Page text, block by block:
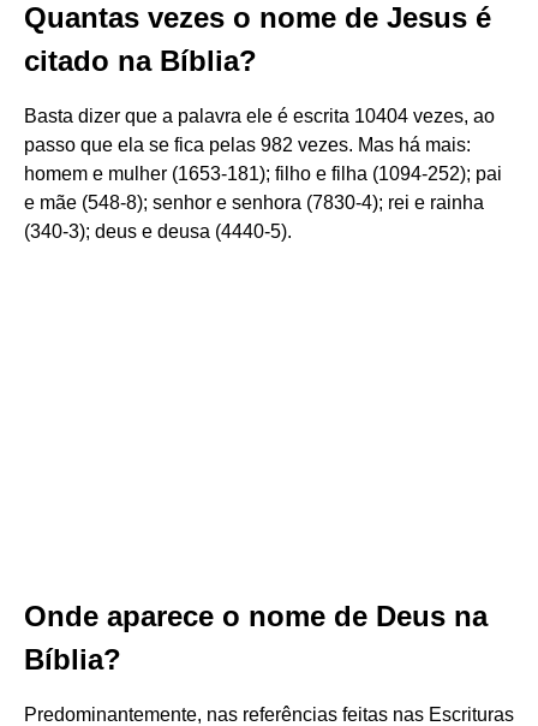
Quantas vezes o nome de Jesus é
citado na Bíblia?
Basta dizer que a palavra ele é escrita 10404 vezes, ao
passo que ela se fica pelas 982 vezes. Mas há mais:
homem e mulher (1653-181); filho e filha (1094-252); pai
e mãe (548-8); senhor e senhora (7830-4); rei e rainha
(340-3); deus e deusa (4440-5).
Onde aparece o nome de Deus na
Bíblia?
Predominantemente, nas referências feitas nas Escrituras